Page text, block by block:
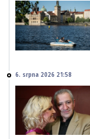
6. srpna 2026 21:58